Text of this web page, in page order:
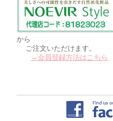
から
ご注文いただけます。
→会員登録方法はこちら